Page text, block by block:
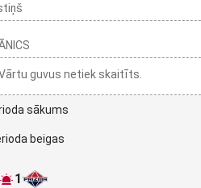
guvus netiek skaitīts.
sākums
beigas
1